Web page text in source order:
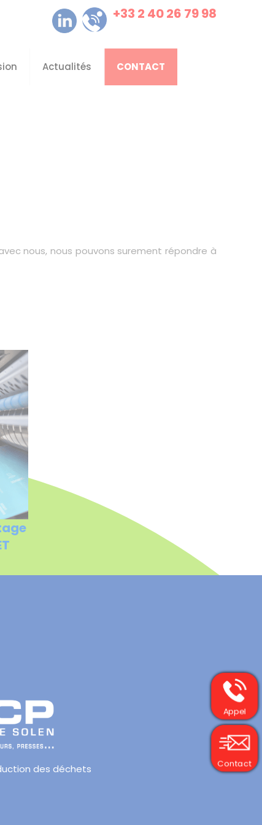
+33 2 40 26 79 98
Actualités CONTACT
nous, nous pouvons surement répondre à
des déchets
Appel
Contact